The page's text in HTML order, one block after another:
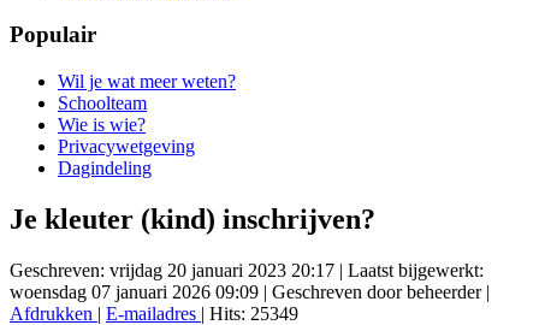
Populair
Wil je wat meer weten?
Schoolteam
Wie is wie?
Privacywetgeving
Dagindeling
Je kleuter (kind) inschrijven?
Geschreven: vrijdag 20 januari 2023 20:17 | Laatst bijgewerkt:
woensdag 07 januari 2026 09:09 | Geschreven door beheerder|
Afdrukken | E-mailadres | Hits: 25349